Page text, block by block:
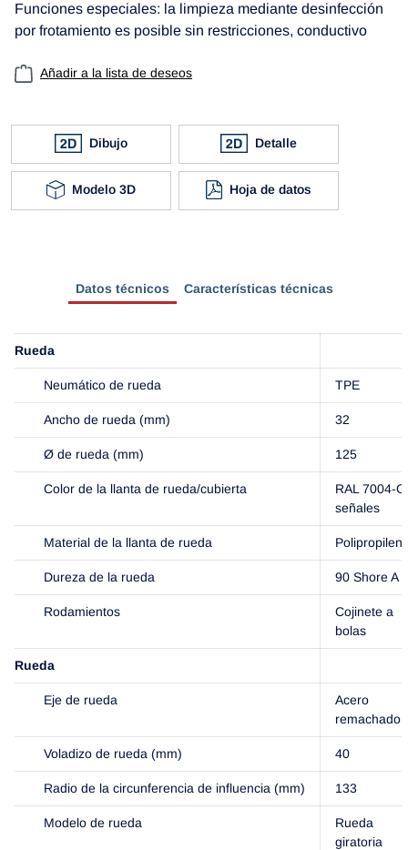
Funciones especiales: la limpieza mediante desinfección
por frotamiento es posible sin restricciones, conductivo
Añadir a la lista de deseos
Dibujo Detalle
Modelo 3D Hoja de datos
Datos técnicos Características técnicas
Rueda
Neumático de rueda TPE
Ancho de rueda (mm) 32
Ø de rueda (mm) 125
Color de la llanta de rueda/cubierta
RAL 7004-
señales
Material de la llanta de rueda
Dureza de la rueda 90 Shore A
Rodamientos
Cojinete a
bolas
Rueda
Eje de rueda
Acero
remachado
Voladizo de rueda (mm) 40
Radio de la circunferencia de influencia (mm) 133
Modelo de rueda
Rueda
giratoria